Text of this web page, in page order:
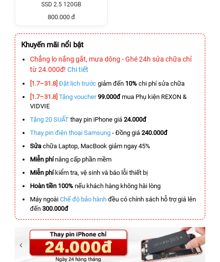
SSD 2.5 120GB
800.000 đ
Khuyến mãi nổi bật
Chẳng lo nắng gắt, mưa dông - Ghé 24h sửa chữa chỉ
từ 24.000đ! Chi tiết
[1.7–31.8] Đặt lịch trước giảm đến 10% chi phí sửa chữa
[1.7–31.8] Tặng voucher 99.000đmua Phụ kiện REXON &
VIDVIE
Tặng 20 SUẤT thay pin iPhone giá 24.000đ
Thay pin điện thoại Samsung - Đồng giá 240.000đ
Sửa chữa Laptop, MacBook giảm ngay 45%
Miễn phínâng cấp phần mềm
Miễn phíkiểm tra, vệ sinh và báo lỗi thiết bị
Hoàn tiền 100% nếu khách hàng không hài lòng
Máy ngoài Chế độ bảo hành đều có chính sách hỗ trợ giá lên
đến 300.000đ